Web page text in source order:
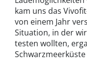
kam uns das
von einem Jahr
Situation, in der
testen wollten,